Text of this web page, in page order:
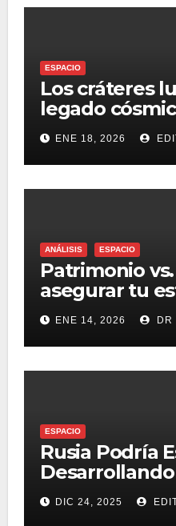
ESPACIO
Los cráteres
legado
los secretos
y su impacto
moderna
ENE 18, 2026
ANÁLISIS ESPACIO
Patrimonio
asegurar tu
financiera este
ENE 14, 2026 DR
ESPACIO
Rusia Podría
Destruir
Elon Musk
DIC 24, 2025